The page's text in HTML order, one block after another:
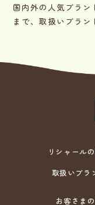
国内外の人気ブラン
まで、取扱いブラン
リシャール
取扱いブラ
お客さま